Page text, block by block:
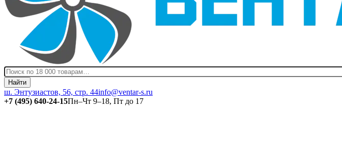
Найти
ш. Энтузиастов, 56, стр. 44info@ventar-s.ru
+7 (495) 640-24-15Пн–Чт 9–18, Пт до 17